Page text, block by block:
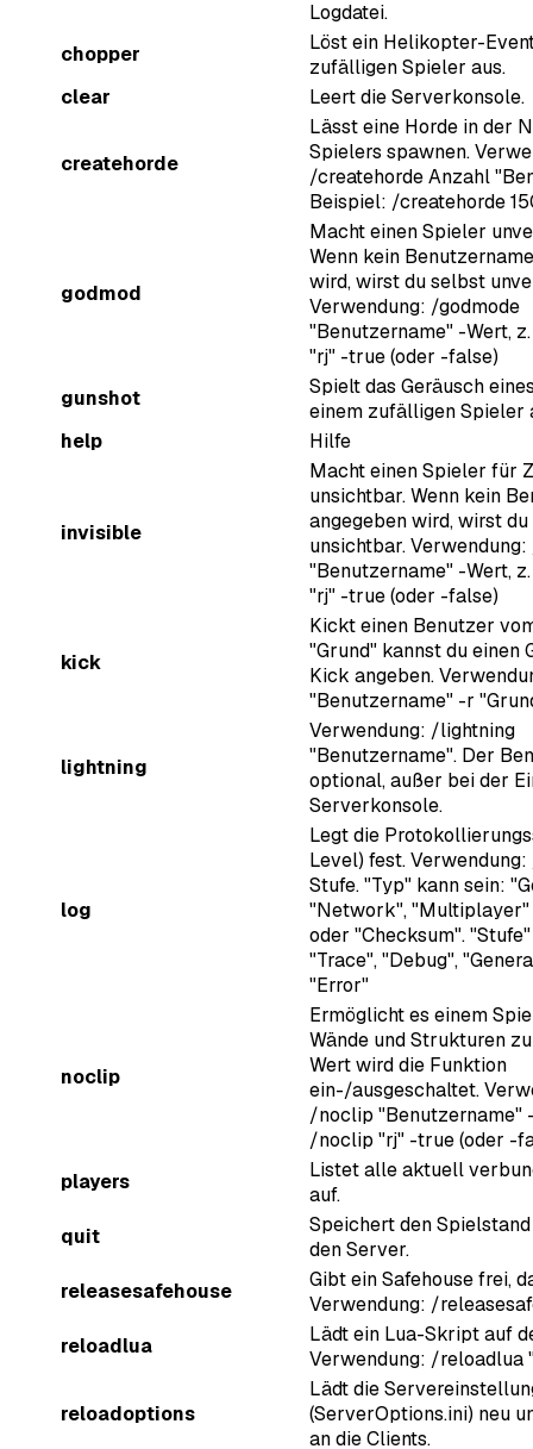
Logdatei.
chopper
Löst ein Helikopter-
zufälligen Spieler aus.
clear
Leert die Serverkonsole.
createhorde
Lässt eine Horde in der
Spielers spawnen.
/createhorde Anzahl
Beispiel: /createhorde
godmod
Macht einen Spieler
Wenn kein
wird, wirst du selbst
Verwendung: /godmode
"Benutzername" -Wert,
"rj" -true (oder -false)
gunshot
Spielt das Geräusch
einem zufälligen Spieler
help
Hilfe
invisible
Macht einen Spieler für
unsichtbar. Wenn kein
angegeben wird, wirst
unsichtbar.
"Benutzername" -Wert,
"rj" -true (oder -false)
kick
Kickt einen Benutzer
"Grund" kannst du einen
Kick angeben.
"Benutzername" -r
lightning
Verwendung: /lightning
"Benutzername". Der
optional, außer bei der
Serverkonsole.
log
Legt die
Level) fest.
Stufe. "Typ" kann sein:
"Network", "Multiplayer"
oder "Checksum".
"Trace", "Debug",
"Error"
noclip
Ermöglicht es einem
Wände und Strukturen
Wert wird die Funktion
ein-/ausgeschaltet.
/noclip "Benutzername"
/noclip "rj" -true (oder -
players
Listet alle aktuell
auf.
quit
Speichert den
den Server.
releasesafehouse
Gibt ein Safehouse frei,
Verwendung: /
reloadlua
Lädt ein Lua-Skript auf
Verwendung: /reloadlua
reloadoptions
Lädt die
(ServerOptions.ini) neu
an die Clients.